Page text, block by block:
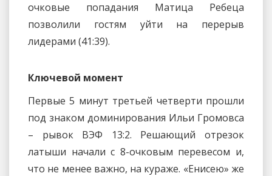
очковые попадания Матица Ребеца
позволили гостям уйти на перерыв
лидерами (41:39).
Ключевой момент
Первые 5 минут третьей четверти прошли
под знаком доминирования Ильи Громовса
– рывок ВЭФ 13:2. Решающий отрезок
латыши начали с 8-очковым перевесом и,
что не менее важно, на кураже. «Енисею» же